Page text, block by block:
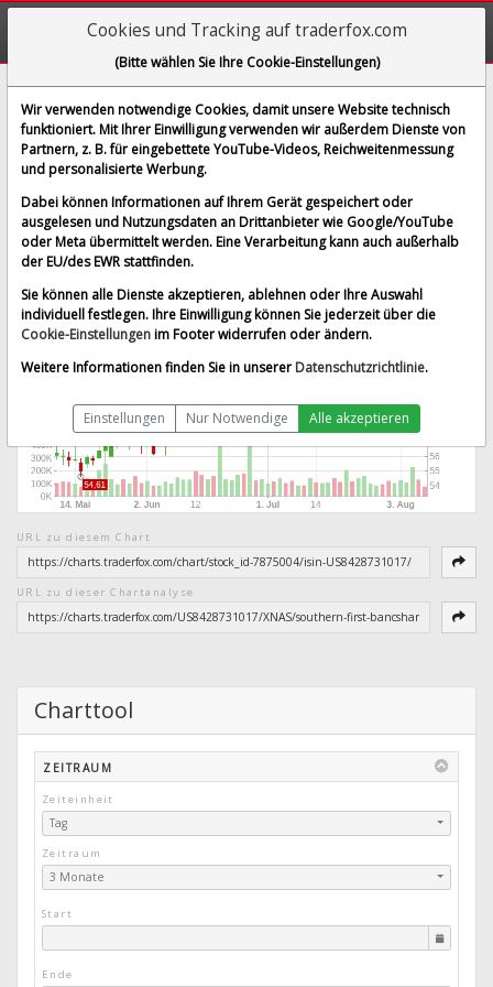
Southern First Bancshares
[SFST | WKN A0MWJ6 | ISIN US8428731017]
63,385 $ -0,65 %
Echtzeit-Aktienkurs vom 07.08.2026 um 19:59 Uhr
Nasdaq Splitbereinigt
URL zu diesem Chart
URL zu dieser Chartanalyse
Charttool
ZEITRAUM
Zeiteinheit
Tag
Zeitraum
3 Monate
Start
Ende
Cookies und Tracking auf traderfox.com
(Bitte wählen Sie Ihre Cookie-Einstellungen)
Wir verwenden notwendige Cookies, damit unsere Website technisch
funktioniert. Mit Ihrer Einwilligung verwenden wir außerdem Dienste von
Partnern, z. B. für eingebettete YouTube-Videos, Reichweitenmessung
und personalisierte Werbung.
Dabei können Informationen auf Ihrem Gerät gespeichert oder
ausgelesen und Nutzungsdaten an Drittanbieter wie Google/YouTube
oder Meta übermittelt werden. Eine Verarbeitung kann auch außerhalb
der EU/des EWR stattfinden.
Sie können alle Dienste akzeptieren, ablehnen oder Ihre Auswahl
individuell festlegen. Ihre Einwilligung können Sie jederzeit über die
Cookie-Einstellungenim Footer widerrufen oder ändern.
Weitere Informationen finden Sie in unserer Datenschutzrichtlinie.
Einstellungen Nur Notwendige Alle akzeptieren